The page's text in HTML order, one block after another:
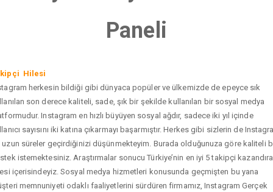
Paneli
Hilesi
herkesin bildiği gibi dünyaca popüler ve ülkemizde de epeyce sık
son derece kaliteli, sade, şık bir şekilde kullanılan bir sosyal medya
Instagram en hızlı büyüyen sosyal ağdır, sadece iki yıl içinde
sayısını iki katına çıkarmayı başarmıştır. Herkes gibi sizlerin de
uzun süreler geçirdiğinizi düşünmekteyim. Burada olduğunuza göre kaliteli
istemektesiniz. Araştırmalar sonucu Türkiye’nin en iyi 5 takipçi
içerisindeyiz. Sosyal medya hizmetleri konusunda geçmişten bu yana
memnuniyeti odaklı faaliyetlerini sürdüren firmamız, Instagram Gerçek